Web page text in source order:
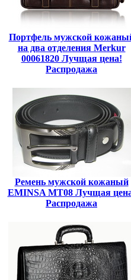
Портфель мужской
на два отделения Merkur
00061820 Лучщая цена!
Распродажа
Ремень мужской кожаный
EMINSA MT08 Лучщая
Распродажа